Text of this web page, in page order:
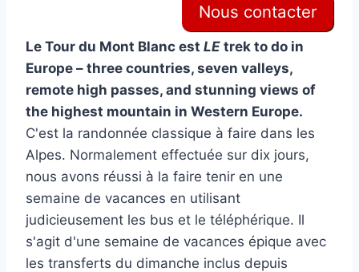
Nous contacter
Le Tour du Mont Blanc est LE trek to do in
Europe – three countries, seven valleys,
remote high passes, and stunning views of
the highest mountain in Western Europe.
C'est la randonnée classique à faire dans les
Alpes. Normalement effectuée sur dix jours,
nous avons réussi à la faire tenir en une
semaine de vacances en utilisant
judicieusement les bus et le téléphérique. Il
s'agit d'une semaine de vacances épique avec
les transferts du dimanche inclus depuis